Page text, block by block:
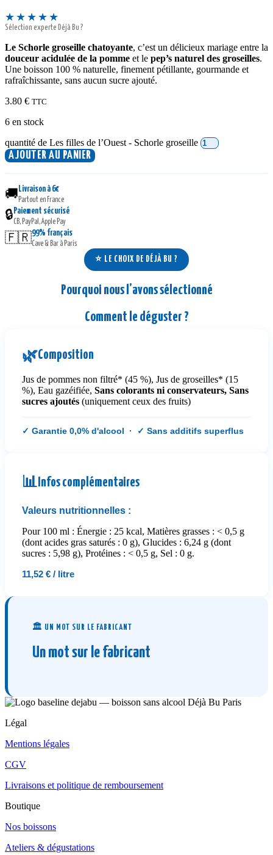
★★★★★
Sélection experte Déjà Bu ?
Le Schorle groseille chatoyante, c’est un délicieux mariage entre la
douceur acidulée de la pomme et le pep’s naturel des groseilles.
Une boisson 100 % naturelle, finement pétillante, gourmande et
rafraîchissante, sans aucun sucre ajouté.
3.80 € TTC
6 en stock
quantité de Les filles de l’Ouest - Schorle groseille
AJOUTER AU PANIER
🚚 Livraison à 6€
Partout en France
🔒 Paiement sécurisé
CB, PayPal, Apple Pay
🇫🇷99% français
Cave & Bar à Paris
⭐ LE CHOIX DE DÉJÀ BU ?
Pourquoi nous l’avons sélectionné
Comment le déguster ?
🌿Composition
Jus de pommes non filtré* (45 %), Jus de groseilles* (15
%), Eau gazéifiée, Sans colorants ni conservateurs, Sans
sucres ajoutés (uniquement ceux des fruits)
✓ Garantie 0,0% d'alcool · ✓ Sans additifs superflus
📊 Infos complémentaires
Valeurs nutritionnelles :
Pour 100 ml : Énergie : 25 kcal, Matières grasses : < 0,5 g
(dont acides gras saturés : 0 g), Glucides : 6,24 g (dont
sucres : 5,98 g), Protéines : < 0,5 g, Sel : 0 g.
11,52 € / litre
🏛️ UN MOT SUR LE FABRICANT
Un mot sur le fabricant
Légal
Mentions légales
CGV
Livraisons et politique de remboursement
Boutique
Nos boissons
Ateliers & dégustations